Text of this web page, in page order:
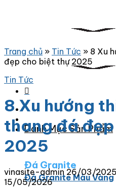
Danh Mục Sản Phẩm
Đá Granite
Đá Granite Màu Vàng
Trang chủ » Tin Tức » 8 Xu
đẹp cho biệt thự 2025
Tin Tức
8 Xu hướng
thang đá
2025
vinasite-admin 26/03/2025
15/05/2026